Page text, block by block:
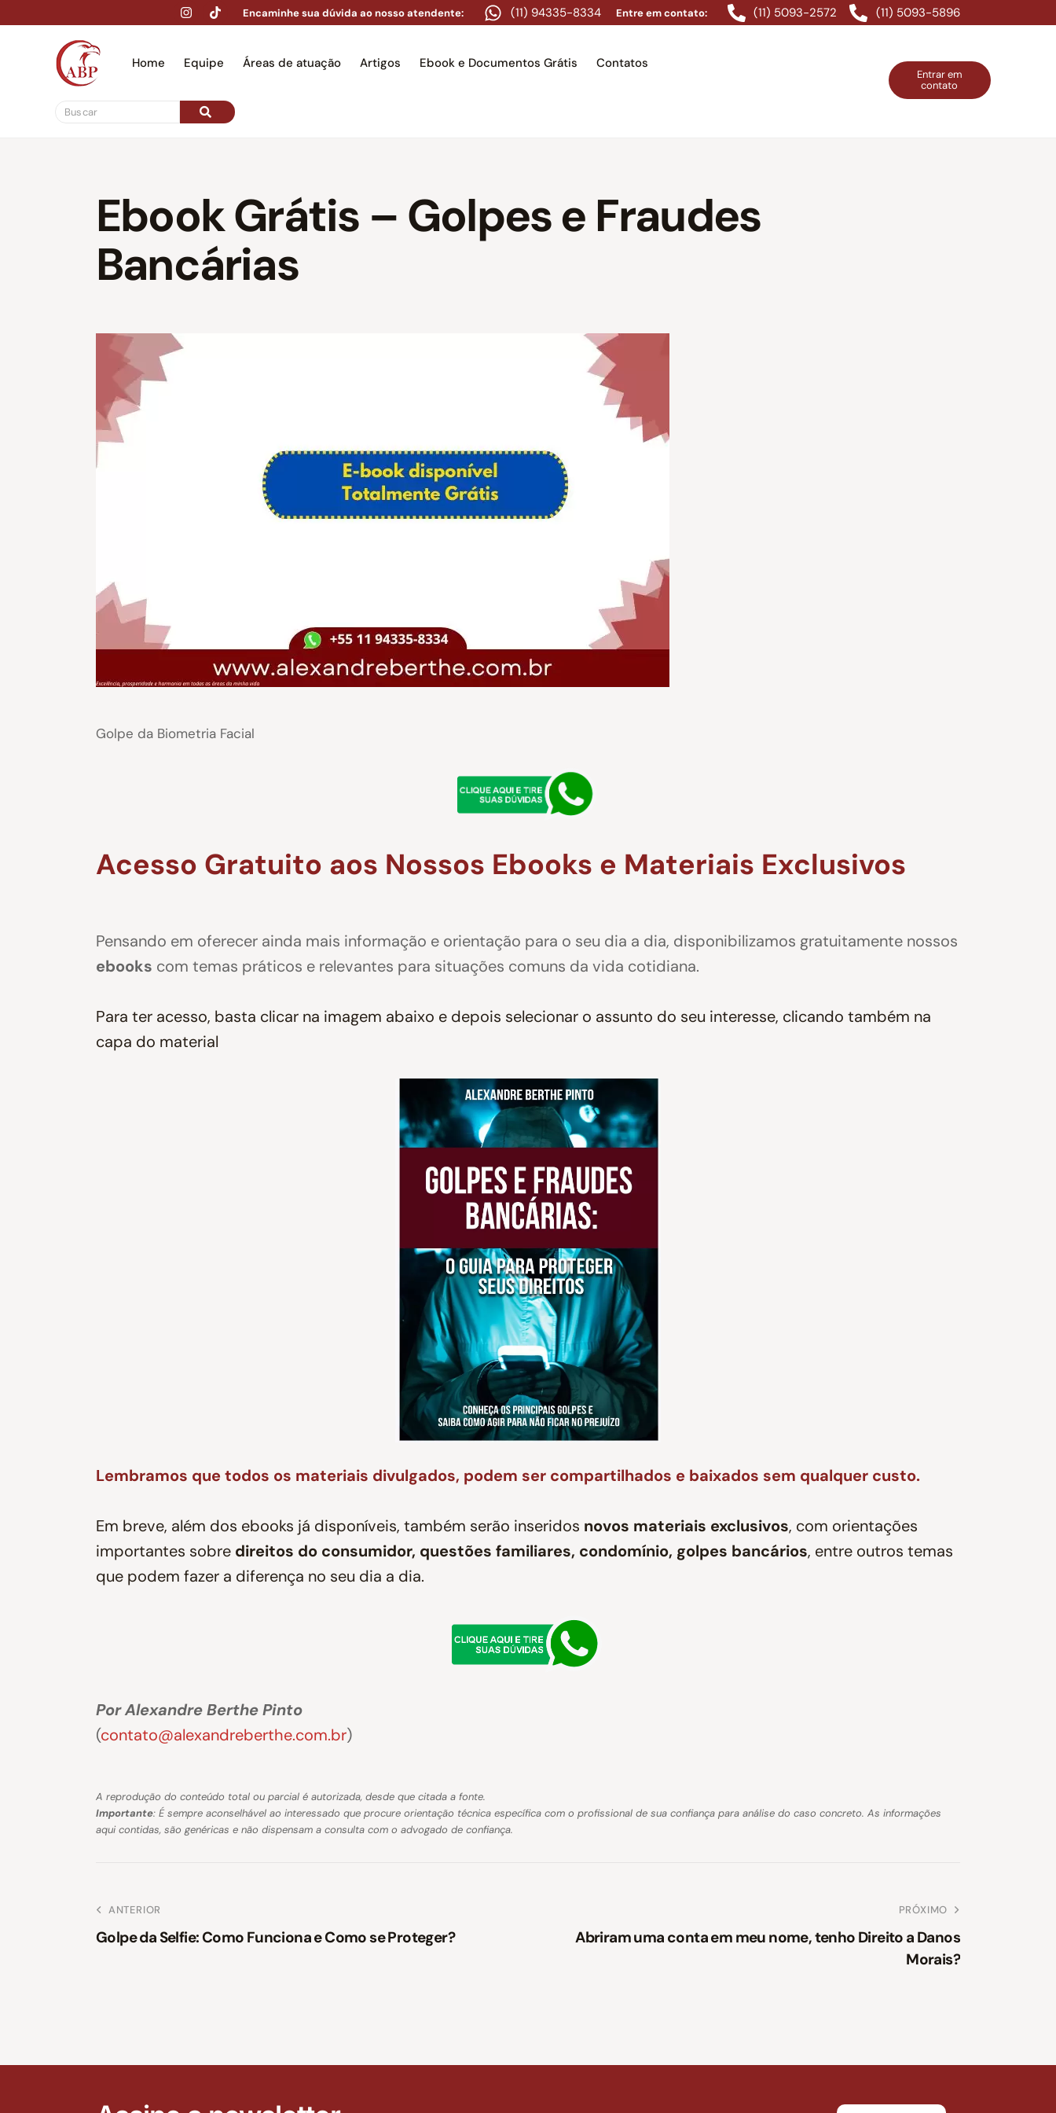
Encaminhe sua dúvida ao nosso atendente: (11) 94335-8334 Entre em contato: (11) 5093-2572 (11) 5093-5896
Home Equipe Áreas de atuação Artigos Ebook e Documentos Grátis Contatos
Entrar em
contato
Ebook Grátis – Golpes e Fraudes
Bancárias
Golpe da Biometria Facial
Acesso Gratuito aos Nossos Ebooks e Materiais Exclusivos
Pensando em oferecer ainda mais informação e orientação para o seu dia a dia, disponibilizamos gratuitamente nossos
ebooks com temas práticos e relevantes para situações comuns da vida cotidiana.
Para ter acesso, basta clicar na imagem abaixo e depois selecionar o assunto do seu interesse, clicando também na
capa do material
Lembramos que todos os materiais divulgados, podem ser compartilhados e baixados sem qualquer custo.
Em breve, além dos ebooks já disponíveis, também serão inseridos novos materiais exclusivos, com orientações
importantes sobre direitos do consumidor, questões familiares, condomínio, golpes bancários, entre outros temas
que podem fazer a diferença no seu dia a dia.
Por Alexandre Berthe Pinto
(contato@alexandreberthe.com.br)
A reprodução do conteúdo total ou parcial é autorizada, desde que citada a fonte.
Importante: É sempre aconselhável ao interessado que procure orientação técnica específica com o profissional de sua confiança para análise do caso concreto. As informações
aqui contidas, são genéricas e não dispensam a consulta com o advogado de confiança.
ANTERIOR
Golpe da Selfie: Como Funciona e Como se Proteger?
PRÓXIMO
Abriram uma conta em meu nome, tenho Direito a Danos
Morais?